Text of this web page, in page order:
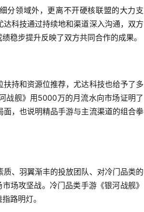
分领域外，更离不开硬核联盟的大力支
科技通过持续地和渠道深入沟通，双方
稳步提升反映了双方共同合作的成果。
持和资源位推荐，尤达科技也给予了多
战舰》用5000万的月流水向市场证明了
，也说明精品手游与主流渠道的组合拳
、羽翼渐丰的投放团队、对冷门品类的
场攻坚战。冷门品类手游《银河战舰》
路明灯。